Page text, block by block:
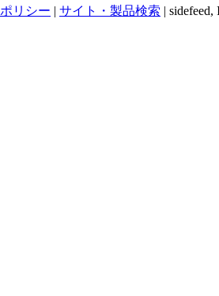
リシー | サイト・製品検索 | sidefeed,